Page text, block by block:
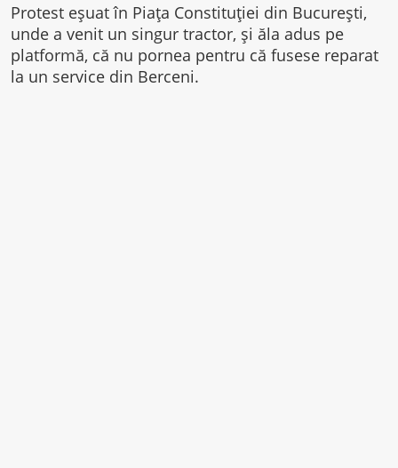
Protest eșuat în Piața Constituției din București,
unde a venit un singur tractor, și ăla adus pe
platformă, că nu pornea pentru că fusese reparat
la un service din Berceni.